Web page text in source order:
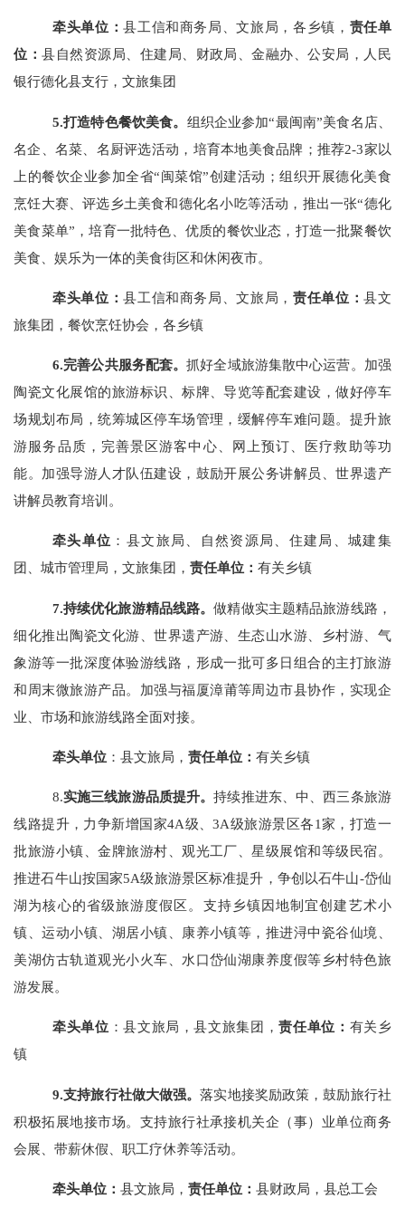
牵头单位：县工信和商务局、文旅局，各乡镇， 责任单
位：县自然资源局、住建局、财政局、金融办、公安局， 人民
银行德化县支行，文旅集团
5.打造特色餐饮美食。 组织企业参加“最闽南”美食名店、
名企、名菜、名厨评选活动，培育本地美食品牌；推荐2-3家以
上的餐饮企业参加全省“闽菜馆”创建活动； 组织开展德化美食
烹饪大赛、评选乡土美食和德化名小吃等活动，推出一张“德化
美食菜单”，培育一批特色、优质的餐饮业态，打造一批聚餐饮
美食、娱乐为一体的美食街区和休闲夜市。
牵头单位：县工信和商务局、文旅局， 责任单位：县文
旅集团，餐饮烹饪协会，各乡镇
6.完善公共服务配套。抓好全域旅游集散中心运营。 加强
陶瓷文化展馆的旅游标识、标牌、导览等配套建设，做好停车
场规划布局，统筹城区停车场管理，缓解停车难问题。提升旅
游服务品质，完善景区游客中心、网上预订、医疗救助等功
能。加强导游人才队伍建设，鼓励开展公务讲解员、世界遗产
讲解员教育培训。
牵头单位 ：县文旅局、自然资源局、住建局、城建集
团、城市管理局，文旅集团，责任单位：有关乡镇
7.持续优化旅游精品线路。做精做实主题精品旅游线路，
细化推出陶瓷文化游、世界遗产游、生态山水游、乡村游、 气
象游等一批深度体验游线路， 形成一批可多日组合的主打旅游
和周末微旅游产品。加强与福厦漳莆等周边市县协作，实现企
业、市场和旅游线路全面对接。
牵头单位 ：县文旅局，责任单位：有关乡镇
8.实施三线旅游品质提升。持续推进东、中、西三条旅游
线路提升，力争新增国家4A级、3A级旅游景区各1家，打造一
批旅游小镇、金牌旅游村、观光工厂、星级展馆和等级民宿。
推进石牛山按国家5A级旅游景区标准提升，争创以石牛山-岱仙
湖为核心的省级旅游度假区。支持乡镇因地制宜创建艺术小
镇、运动小镇、湖居小镇、康养小镇等，推进浔中瓷谷仙境、
美湖仿古轨道观光小火车、水口岱仙湖康养度假等乡村特色旅
游发展。
牵头单位 ：县文旅局，县文旅集团，责任单位： 有关乡
镇
9.支持旅行社做大做强。落实地接奖励政策，鼓励旅行社
积极拓展地接市场。支持旅行社承接机关企（事）业单位商务
会展、带薪休假、职工疗休养等活动。
牵头单位：县文旅局，责任单位：县财政局，县总工会